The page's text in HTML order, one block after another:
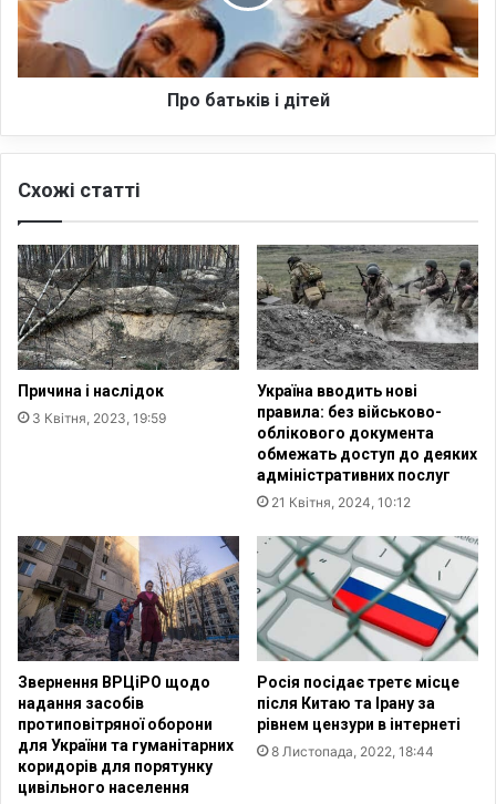
в
т
С
в
і
й
н
і
–
з
а
л
о
п
о
н
а
д
9
т
и
с
я
т
ь
к
і
т
Про батьків і дітей
Схожі статті
Причина і наслідок
3 Квітня, 2023, 19:59
Україна вводить нові
правила: без військово-
облікового документа
обмежать доступ до деяких
адміністративних послуг
21 Квітня, 2024, 10:12
Звернення ВРЦіРО щодо
надання засобів
протиповітряної оборони
для України та гуманітарних
коридорів для порятунку
цивільного населення
Росія посідає третє місце
після Китаю та Ірану за
рівнем цензури в інтернеті
8 Листопада, 2022, 18:44